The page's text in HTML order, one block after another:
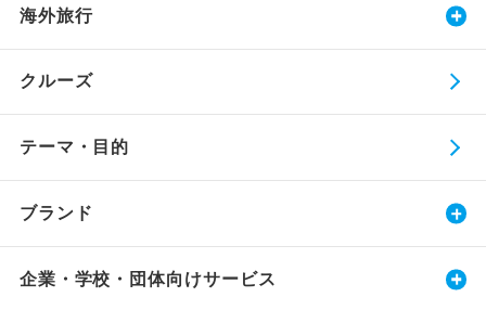
海外旅行
クルーズ
テーマ・目的
ブランド
企業・学校・団体向けサービス